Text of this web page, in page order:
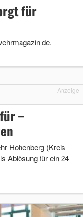
für
Anzeige
–
Hohenberg (Kreis
Ablösung für ein 24